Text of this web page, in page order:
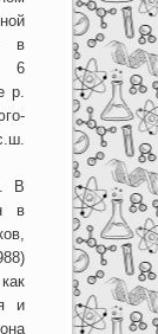
в
6
р.
. В
в
и